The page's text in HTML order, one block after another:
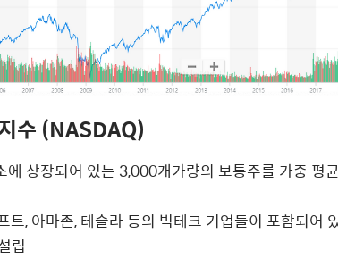
수 (NASDAQ)
에 상장되어 있는 3,000개가량의 보통주를 가중 평
트, 아마존, 테슬라 등의 빅테크 기업들이 포함되어
립